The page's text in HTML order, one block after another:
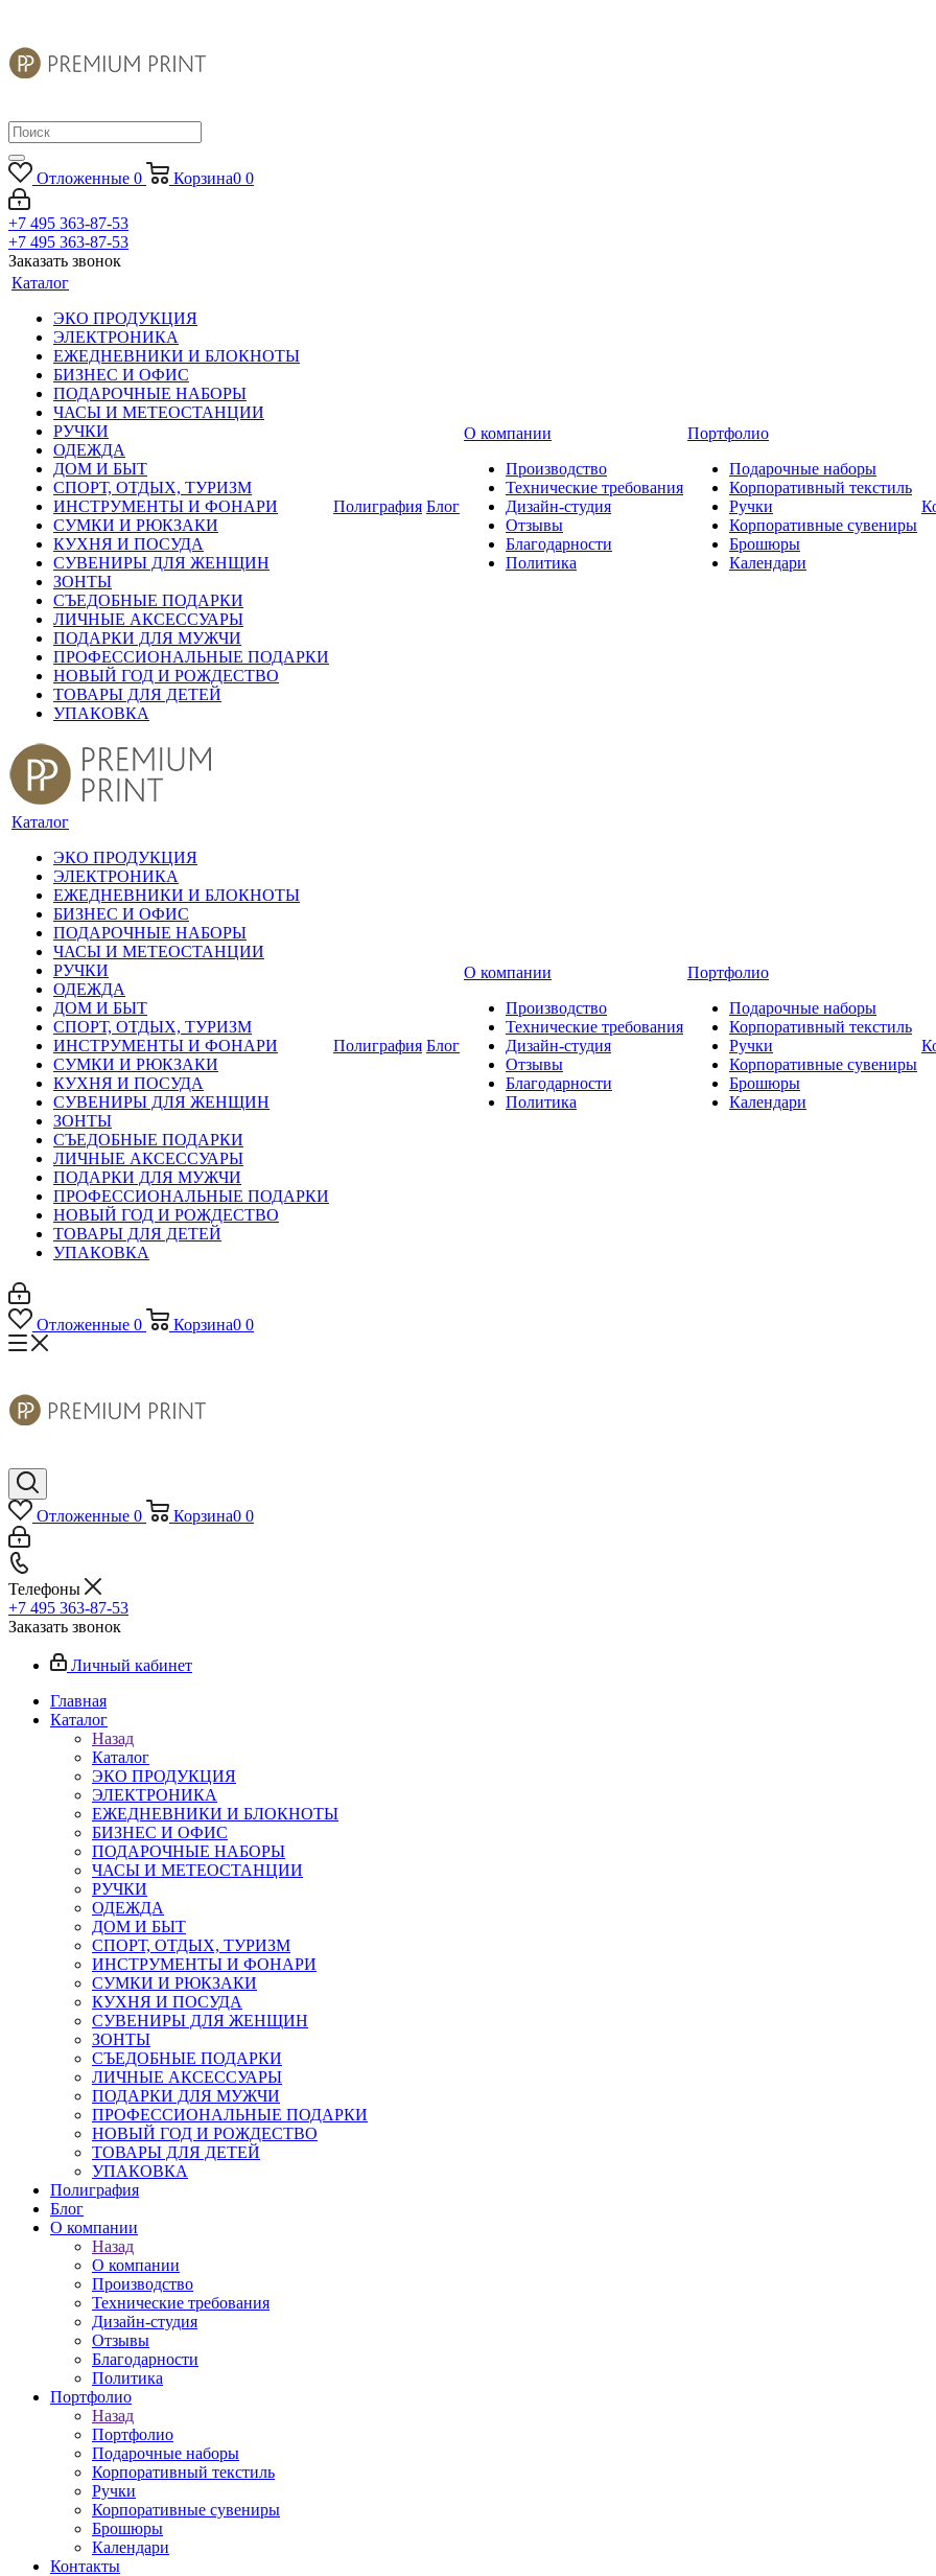
Отложенные 0 Корзина0 0
+7 495 363-87-53
+7 495 363-87-53
Заказать звонок
Каталог
ЭКО ПРОДУКЦИЯ
ЭЛЕКТРОНИКА
ЕЖЕДНЕВНИКИ И БЛОКНОТЫ
БИЗНЕС И ОФИС
ПОДАРОЧНЫЕ НАБОРЫ
ЧАСЫ И МЕТЕОСТАНЦИИ
РУЧКИ
ОДЕЖДА
ДОМ И БЫТ
СПОРТ, ОТДЫХ, ТУРИЗМ
ИНСТРУМЕНТЫ И ФОНАРИ
СУМКИ И РЮКЗАКИ
КУХНЯ И ПОСУДА
СУВЕНИРЫ ДЛЯ ЖЕНЩИН
ЗОНТЫ
СЪЕДОБНЫЕ ПОДАРКИ
ЛИЧНЫЕ АКСЕССУАРЫ
ПОДАРКИ ДЛЯ МУЖЧИ
ПРОФЕССИОНАЛЬНЫЕ ПОДАРКИ
НОВЫЙ ГОД И РОЖДЕСТВО
ТОВАРЫ ДЛЯ ДЕТЕЙ
УПАКОВКА
Полиграфия Блог
О компании
Производство
Технические требования
Дизайн-студия
Отзывы
Благодарности
Политика
Портфолио
Подарочные наборы
Корпоративный текстиль
Ручки
Корпоративные сувениры
Брошюры
Календари
Каталог
ЭКО ПРОДУКЦИЯ
ЭЛЕКТРОНИКА
ЕЖЕДНЕВНИКИ И БЛОКНОТЫ
БИЗНЕС И ОФИС
ПОДАРОЧНЫЕ НАБОРЫ
ЧАСЫ И МЕТЕОСТАНЦИИ
РУЧКИ
ОДЕЖДА
ДОМ И БЫТ
СПОРТ, ОТДЫХ, ТУРИЗМ
ИНСТРУМЕНТЫ И ФОНАРИ
СУМКИ И РЮКЗАКИ
КУХНЯ И ПОСУДА
СУВЕНИРЫ ДЛЯ ЖЕНЩИН
ЗОНТЫ
СЪЕДОБНЫЕ ПОДАРКИ
ЛИЧНЫЕ АКСЕССУАРЫ
ПОДАРКИ ДЛЯ МУЖЧИ
ПРОФЕССИОНАЛЬНЫЕ ПОДАРКИ
НОВЫЙ ГОД И РОЖДЕСТВО
ТОВАРЫ ДЛЯ ДЕТЕЙ
УПАКОВКА
Полиграфия Блог
О компании
Производство
Технические требования
Дизайн-студия
Отзывы
Благодарности
Политика
Портфолио
Подарочные наборы
Корпоративный текстиль
Ручки
Корпоративные сувениры
Брошюры
Календари
Отложенные 0 Корзина0 0
Отложенные 0 Корзина0 0
Телефоны
+7 495 363-87-53
Заказать звонок
Личный кабинет
Главная
Каталог
Назад
Каталог
ЭКО ПРОДУКЦИЯ
ЭЛЕКТРОНИКА
ЕЖЕДНЕВНИКИ И БЛОКНОТЫ
БИЗНЕС И ОФИС
ПОДАРОЧНЫЕ НАБОРЫ
ЧАСЫ И МЕТЕОСТАНЦИИ
РУЧКИ
ОДЕЖДА
ДОМ И БЫТ
СПОРТ, ОТДЫХ, ТУРИЗМ
ИНСТРУМЕНТЫ И ФОНАРИ
СУМКИ И РЮКЗАКИ
КУХНЯ И ПОСУДА
СУВЕНИРЫ ДЛЯ ЖЕНЩИН
ЗОНТЫ
СЪЕДОБНЫЕ ПОДАРКИ
ЛИЧНЫЕ АКСЕССУАРЫ
ПОДАРКИ ДЛЯ МУЖЧИ
ПРОФЕССИОНАЛЬНЫЕ ПОДАРКИ
НОВЫЙ ГОД И РОЖДЕСТВО
ТОВАРЫ ДЛЯ ДЕТЕЙ
УПАКОВКА
Полиграфия
Блог
О компании
Назад
О компании
Производство
Технические требования
Дизайн-студия
Отзывы
Благодарности
Политика
Портфолио
Назад
Портфолио
Подарочные наборы
Корпоративный текстиль
Ручки
Корпоративные сувениры
Брошюры
Календари
Контакты